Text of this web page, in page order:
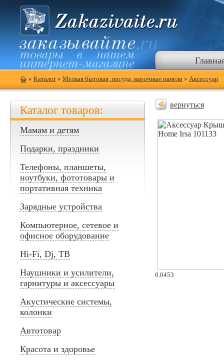
» Каталог » Мелкая бытовая, посуда, варочные панели » Аксессуар
Каталог товаров:
Мамам и детям
Подарки, праздники
Телефоны, планшеты,
ноутбуки, фототовары и
портативная техника
Зарядные устройства
Компьютерное, сетевое и
офисное оборудование
Hi-Fi, Dj, ТВ
Наушники и усилители,
гарнитуры и аксессуары
Акустические системы,
колонки
Автотовар
Красота и здоровье
вернуться
0.0453